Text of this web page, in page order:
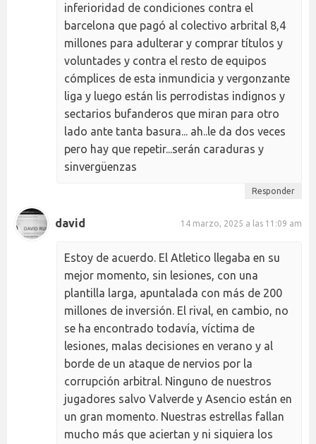
inferioridad de condiciones contra el
barcelona que pagó al colectivo arbrital 8,4
millones para adulterar y comprar títulos y
voluntades y contra el resto de equipos
cómplices de esta inmundicia y vergonzante
liga y luego están lis perrodistas indignos y
sectarios bufanderos que miran para otro
lado ante tanta basura... ah..le da dos veces
pero hay que repetir...serán caraduras y
sinvergüenzas
Responder
david 14 marzo, 2025 a las 11:09 am
Estoy de acuerdo. El Atletico llegaba en su
mejor momento, sin lesiones, con una
plantilla larga, apuntalada con más de 200
millones de inversión. El rival, en cambio, no
se ha encontrado todavía, víctima de
lesiones, malas decisiones en verano y al
borde de un ataque de nervios por la
corrupción arbitral. Ninguno de nuestros
jugadores salvo Valverde y Asencio están en
un gran momento. Nuestras estrellas fallan
mucho más que aciertan y ni siquiera los